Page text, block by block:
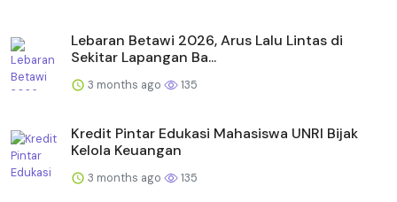
Lebaran Betawi 2026, Arus Lalu Lintas di
Sekitar Lapangan Ba...
3 months ago 135
Kredit Pintar Edukasi Mahasiswa UNRI Bijak
Kelola Keuangan
3 months ago 135